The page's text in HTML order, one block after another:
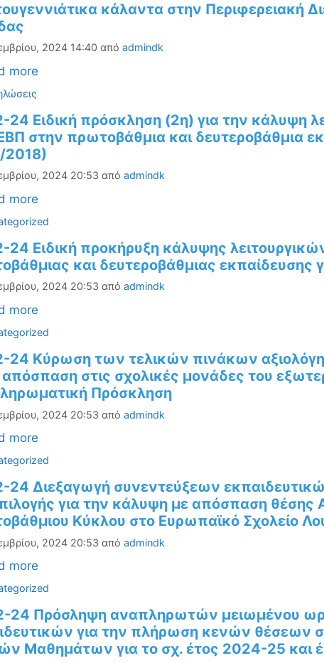
κάλαντα στην Περιφερειακή
2024 14:40 από admindk
more
24 Ειδική πρόσκληση (2η) για την κάλυψη
στην πρωτοβάθμια και δευτεροβάθμια
2018)
2024 20:53 από admindk
more
24 Ειδική προκήρυξη κάλυψης
και δευτεροβάθμιας εκπαίδευσης
2024 20:53 από admindk
more
24 Κύρωση των τελικών πινάκων
στις σχολικές μονάδες του
Πρόσκληση
2024 20:53 από admindk
more
24 Διεξαγωγή συνεντεύξεων
για την κάλυψη με απόσπαση
Κύκλου στο Ευρωπαϊκό Σχολείο
2024 20:53 από admindk
more
24 Πρόσληψη αναπληρωτών μειωμένου
για την πλήρωση κενών θέσεων
Μαθημάτων για το σχ. έτος 2024-25 και